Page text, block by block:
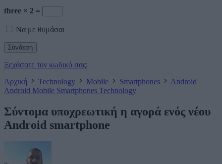
three × 2 =
Να με θυμάσαι
Ξεχάσατε τον κωδικό σας;
Αρχική
Technology Mobile Smartphones
Android
Android Mobile Smartphones Technology
Σύντομα υποχρεωτική η αγορά ενός νέου
Android smartphone